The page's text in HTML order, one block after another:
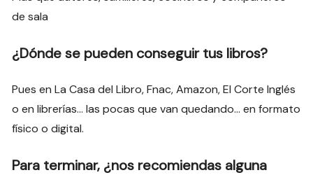
de sala
¿Dónde se pueden conseguir tus libros?
Pues en La Casa del Libro, Fnac, Amazon, El Corte Inglés
o en librerías… las pocas que van quedando… en formato
físico o digital.
Para terminar, ¿nos recomiendas alguna